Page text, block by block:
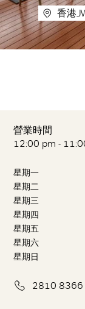
香港
營業時間
12:00 pm -
星期一
星期二
星期三
星期四
星期五
星期六
星期日
2810 8366